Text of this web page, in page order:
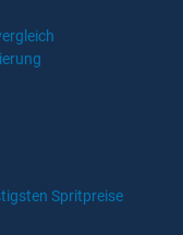
Spritpreise